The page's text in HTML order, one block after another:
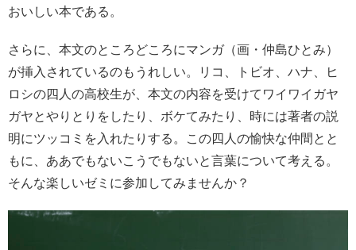
おいしい本である。
さらに、本文のところどころにマンガ（画・仲島ひとみ）
が挿入されているのもうれしい。リコ、トビオ、ハナ、ヒ
ロシの四人の高校生が、本文の内容を受けてワイワイガヤ
ガヤとやりとりをしたり、ボケてみたり、時には著者の説
明にツッコミを入れたりする。この四人の愉快な仲間とと
もに、ああでもないこうでもないと言葉について考える。
そんな楽しいゼミに参加してみませんか？